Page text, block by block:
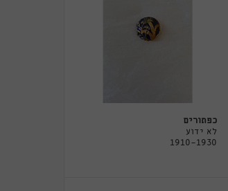
כפתורים
לא ידוע
1910-1930